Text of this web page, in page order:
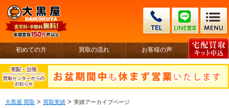
初めての方 買取の流れ お客様の声
大黒屋 買取 > 買取実績 > 実績アーカイブページ